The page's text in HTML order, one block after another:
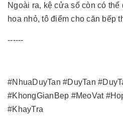
Ngoài ra, kệ cửa sổ còn có
hoa nhỏ, tô điểm cho căn bếp
------
#NhuaDuyTan #DuyTan
#KhongGianBep #MeoVat
#KhayTra